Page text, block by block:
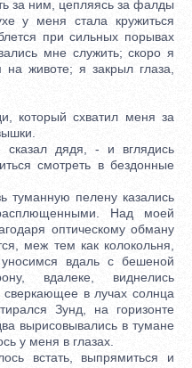
за ним, цепляясь за фалды
у меня стала кружиться
при сильных порывах
мне служить; скоро я
животе; я закрыл глаза,
схватил меня за
дядя, - и вглядись
смотреть в бездонные
пелену казались
Над моей
оптическому обману
меж тем как колокольня,
вдаль с бешеной
вдалеке, виднелись
в лучах солнца
Зунд, на горизонте
вырисовывались в тумане
у меня в глазах.
встать, выпрямиться и